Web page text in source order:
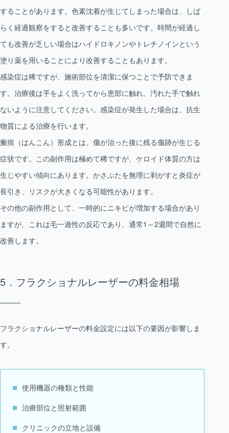
することがあります。色素沈着が生じてしまった場合は、しば
らく経過観察をすると改善することも多いです。時間が経過し
ても改善が乏しい場合はハイドロキノンやトレチノインという
塗り薬を用いることにより改善することもあります。
感染症は稀ですが、施術部位を清潔に保つことで予防できま
す。治療後は手をよく洗ってから患部に触れ、汚れた手で触れ
ないように注意してください。感染症が発生した場合は、抗生
物質による治療を行います。
瘢痕（はんこん）形成とは、傷が治った後に残る傷跡が生じる
症状です。この副作用は極めて稀ですが、ケロイド体質の方は
生じやすい傾向にあります。かさぶたを無理に剥がすと炎症が
長引き、リスクが大きくなる可能性があります。
その他の副作用として、一時的にニキビが増加する場合があり
ますが、これは毛一過性の反応であり、通常1～2週間で自然に
改善します。
フラクショナルレーザーの料金相場
フラクショナルレーザーの料金設定には以下の要因が影響しま
す。
使用機器の種類と性能
治療部位と照射範囲
クリニックの立地と設備